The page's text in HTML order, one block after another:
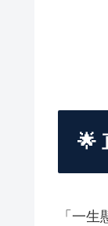
🌟
「一